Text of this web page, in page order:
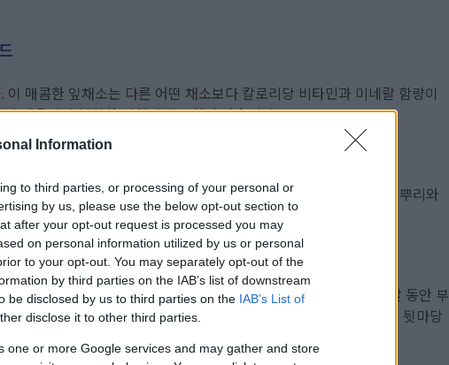
Information
to third parties, or processing of your personal or
by us, please use the below opt-out section to
after your opt-out request is processed you may
on personal information utilized by us or personal
to your opt-out. You may separately opt-out of the
by third parties on the IAB’s list of downstream
be disclosed by us to third parties on the IAB’s List of
disclose it to other third parties.
one or more Google services and may gather and store
매콤한 잎채소는 다른 어떤 채소보다 칼로리당 비타민과 미네랄 함량이
개울이나 복잡한 시설이 필요하지 않습니다.자세히 보기...
다. 이 다재다능한 채소는 서늘한 날씨에 잘 자라며, 먹을 수 있는 뿌리와
분이든, 순무는 다양한 재배 환경에 잘 적응합니다.
합니다. 이 잎채소는 다양한 환경에서 잘 자라며, 재배자에게 몇 달 동안 부
샐러드에 곁들일 신선한 채소를 원하든, 이 영양 가득한 채소를 집 뒷마당